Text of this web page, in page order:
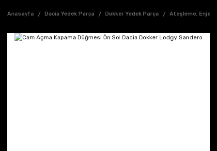
Anasayfa Dacia Yedek Parça Dokker Yedek Parça Ateşleme,